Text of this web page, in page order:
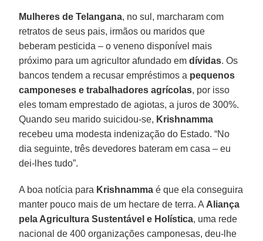
Mulheres de Telangana, no sul, marcharam com
retratos de seus pais, irmãos ou maridos que
beberam pesticida – o veneno disponível mais
próximo para um agricultor afundado emdívidas. Os
bancos tendem a recusar empréstimos a pequenos
camponeses e trabalhadores agrícolas, por isso
eles tomam emprestado de agiotas, a juros de 300%.
Quando seu marido suicidou-se, Krishnamma
recebeu uma modesta indenização do Estado. “No
dia seguinte, três devedores bateram em casa – eu
dei-lhes tudo”.
A boa notícia para Krishnamma é que ela conseguira
manter pouco mais de um hectare de terra. A Aliança
pela Agricultura Sustentável e Holística, uma rede
nacional de 400 organizações camponesas, deu-lhe